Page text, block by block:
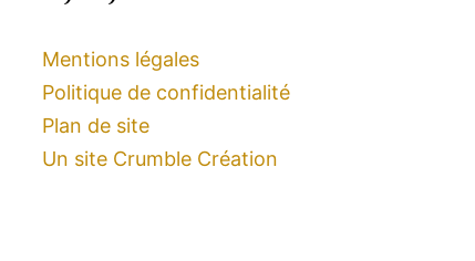
Mentions légales
Politique de confidentialité
Plan de site
Un site Crumble Création